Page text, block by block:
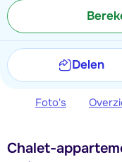
Delen
Foto's
Chalet-